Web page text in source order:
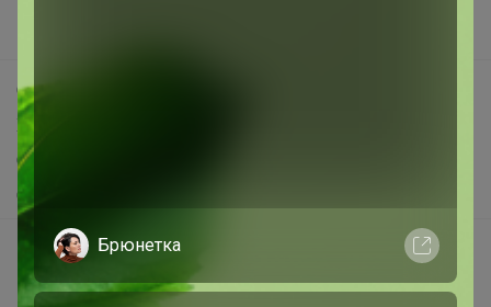
Самое выгодное
Хиты продаж
Самое желанное
Самое быстрое
Начать зарабатывать с 24-ok
Picabox.ru - Лучшее место для ваших изображений
Брюнетка